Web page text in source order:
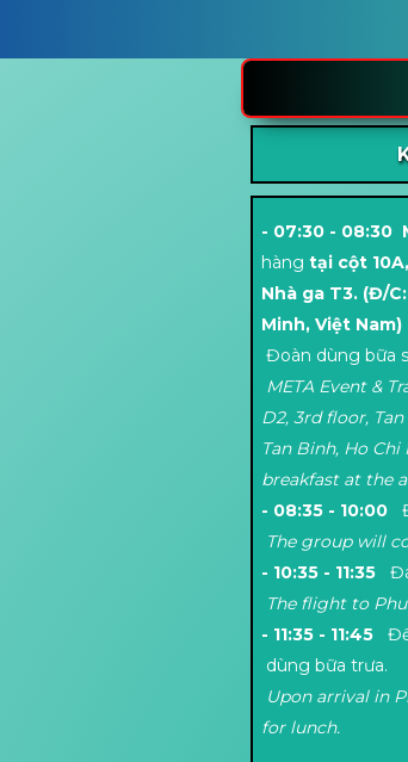
- 07:30 - 08:30
hàng tại cột
Nhà ga T3. (Đ/C:
Minh, Việt Nam)
Đoàn dùng bữa
META Event &
D2, 3rd floor,
Tan Binh, Ho
breakfast at the
- 08:35 - 10:00
The group will
- 10:35 - 11:35
The flight to
- 11:35 - 11:45
dùng bữa trưa.
Upon arrival in
for lunch.